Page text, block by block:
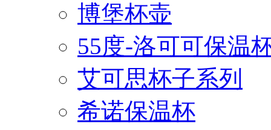
博堡杯壶
55度-洛可可保温
艾可思杯子系列
希诺保温杯